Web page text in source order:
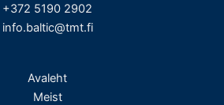
+372 5190 2902
info.baltic@tmt.fi
Avaleht
Meist